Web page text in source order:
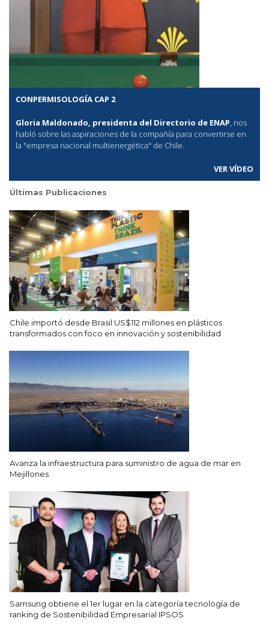
CONPERMISOLOGÍA CAP 2
Gloria Maldonado, presidenta del Directorio de ENAP , nos
habló sobre las aspiraciones de la compañía para convertirse en
la "empresa nacional multienergética" de Chile.
VER VÍDEO
Últimas Publicaciones
Chile importó desde Brasil US$112 millones en plásticos
transformados con foco en innovación y sostenibilidad
Avanza la infraestructura para suministro de agua de mar en
Mejillones
Samsung obtiene el 1er lugar en la categoría tecnología de
ranking de Sostenibilidad Empresarial IPSOS